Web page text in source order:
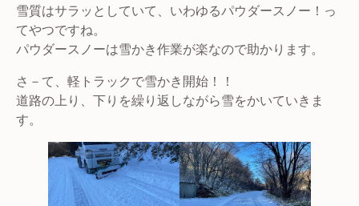
雪質はサラッとしていて、いわゆるパウダースノー！っ
てやつですね。
パウダースノーは雪かき作業が楽なので助かります。
さ－て、軽トラックで雪かき開始！！
道路の上り、下りを繰り返しながら雪をかいていきま
す。